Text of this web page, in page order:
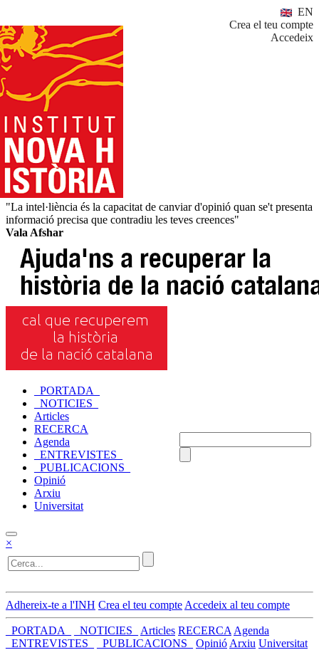
EN
Crea el teu compte
Accedeix
"La intel·liència és la capacitat de canviar d'opinió quan se't presenta
informació precisa que contradiu les teves creences"
Vala Afshar
_PORTADA_
_NOTICIES_
Articles
RECERCA
Agenda
_ENTREVISTES_
_PUBLICACIONS_
Opinió
Arxiu
Universitat
×
Adhereix-te a l'INH Crea el teu compte Accedeix al teu compte
_PORTADA_ _NOTICIES_ Articles RECERCA Agenda
_ENTREVISTES_
_PUBLICACIONS_ Opinió Arxiu Universitat